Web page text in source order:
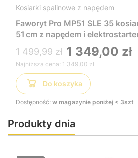
Kosiarki spalinowe z napędem
Faworyt Pro MP51 SLE 35
51 cm z napędem i
wygodna i łatwa w
dużych trawników
1 499,99 zł 1 349,00 zł
Najniższa cena: 1 349,00 zł
Do koszyka
Dostępność: w magazynie poniżej < 3szt
Produkty dnia